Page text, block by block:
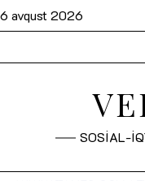
6 avqust 2026
SOSİAL-